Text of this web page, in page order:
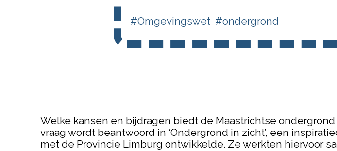
#Omgevingswet #ondergrond
Welke kansen en bijdragen biedt de Maastrichtse
vraag wordt beantwoord in ‘Ondergrond in zicht’, een
met de Provincie Limburg ontwikkelde. Ze werkten hiervoor